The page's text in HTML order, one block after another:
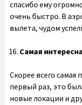
спасибо ему
очень быстро. В
вылета, чудом
Самая
Скорее всего самая
первый раз, это
новые локации и